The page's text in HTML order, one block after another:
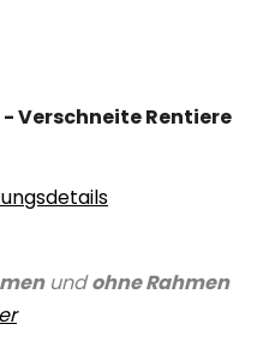
undohne Rahmen
Verschneite Rentiere